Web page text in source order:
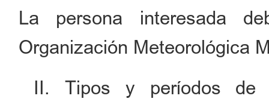
La persona interesada
Organización Meteorológica
II. Tipos y períodos de